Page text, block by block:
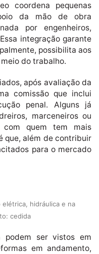
coordena pequenas
da mão de obra
por engenheiros,
integração garante
possibilita aos
do trabalho.
após avaliação da
comissão que inclui
penal. Alguns já
marceneiros ou
com quem tem mais
que, além de contribuir
para o mercado
elétrica, hidráulica e na
cedida
podem ser vistos em
em andamento,